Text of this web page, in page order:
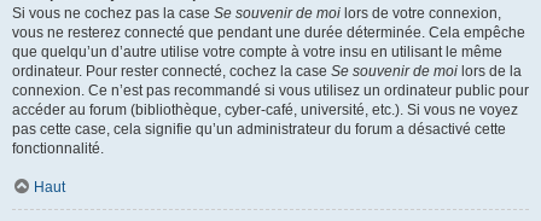
Si vous ne cochez pas la case Se souvenir de moi lors de votre connexion,
vous ne resterez connecté que pendant une durée déterminée. Cela empêche
que quelqu’un d’autre utilise votre compte à votre insu en utilisant le même
ordinateur. Pour rester connecté, cochez la case Se souvenir de moi lors de la
connexion. Ce n’est pas recommandé si vous utilisez un ordinateur public pour
accéder au forum (bibliothèque, cyber-café, université, etc.). Si vous ne voyez
pas cette case, cela signifie qu’un administrateur du forum a désactivé cette
fonctionnalité.
Haut